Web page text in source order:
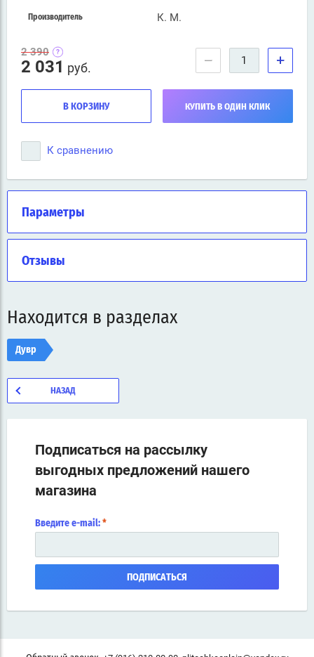
Производитель К. М.
2 390
2 031 руб. − +
В КОРЗИНУ КУПИТЬ В ОДИН КЛИК
К сравнению
Параметры
Отзывы
Находится в разделах
Дувр
НАЗАД
Подписаться на рассылку
выгодных предложений нашего
магазина
Введите e-mail: *
ПОДПИСАТЬСЯ